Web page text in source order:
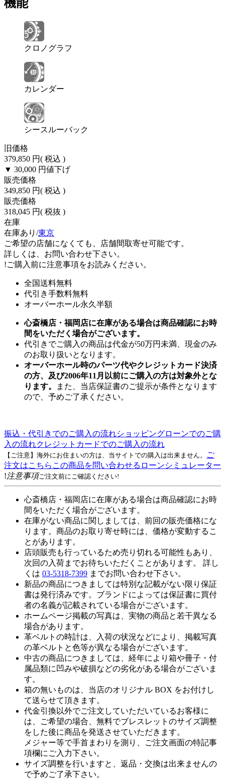
機能
クロノグラフ
カレンダー
シースルーバック
旧価格
379,850 円( 税込 )
▼ 30,000 円値下げ
販売価格
349,850 円( 税込 )
販売価格
318,045 円( 税抜 )
在庫
在庫あり/東京
ご希望の店舗になくても、店舗間取寄せ可能です。
詳しくは、お問い合わせ下さい。
!ご購入前に注意事項をお読みください。
全国送料無料
代引き手数料無料
オーバーホール永久半額
心斎橋店・福岡店に在庫がある場合は商品確認にお時
間をいただく場合がございます。
代引きでご購入の商品は代金が50万円未満、現金のみ
のお取り扱いとなります。
オーバーホール時のパーツ代やクレジットカード決済
の方、及び2006年11月以前にご購入の方は対象外とな
ります。
また、当店保証書のご提示が条件となります
ので、予めご了承ください。
振込・代引きでのご購入の流れショッピングローンでのご購
入の流れクレジットカードでのご購入の流れ
【ご注意】海外にお住まいの方は、当サイトでの購入は出来ません。
ご
注文はこちら この商品を問い合わせる ローンシミュレーター
!注意事項ご注文前にご確認ください!
心斎橋店・福岡店に在庫がある場合は商品確認にお時
間をいただく場合がございます。
在庫がない商品に関しましては、前回の販売価格にな
ります。商品のお取り寄せ時には、価格が変動するこ
とがあります。
店頭販売も行っているため売り切れる可能性もあり、
次回の入荷までお待ちいただくことがあります。 詳し
くは 03-5318-7399 までお問い合わせ下さい。
新品の商品につきましては特別な記載がない限り保証
書は発行済みです。ブランドによっては保証書に買付
者の名義が記載されている場合がございます。
ホームページ掲載の写真は、実物の商品と若干異なる
場合があります。
革ベルトの時計は、入荷の状況などにより、掲載写真
の革ベルトと色等が異なる場合がございます。
中古の商品につきましては、経年により箱や冊子・付
属品類に凹みや破損などの劣化がある場合がございま
す。
箱の無いものは、当店のオリジナル BOX をお付けし
て送らせて頂きます。
代金引換以外でご注文していただいているお客様に
は、ご希望の場合、無料でブレスレットのサイズ調整
をした後に商品を発送させていただきます。
メジャー等で手首まわりを測り、ご注文画面の特記事
項欄にご入力下さい。
サイズ調整を行いますと、返品・交換は出来ませんの
で予めご了承下さい。